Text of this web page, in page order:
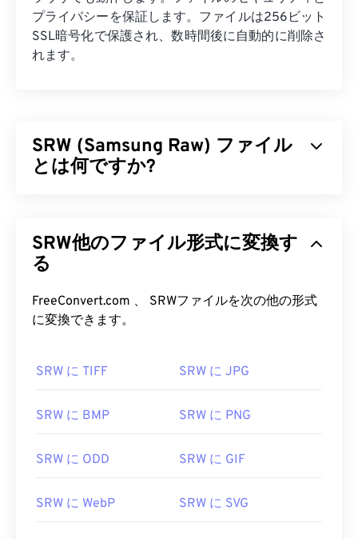
プライバシーを保証します。ファイルは256ビット
SSL暗号化で保護され、数時間後に自動的に削除さ
れます。
SRW (Samsung Raw) ファイル
とは何ですか?
す。プロの写真家は、画像ファイルの処理方法を制
御できるため、SRWファイル形式を使用する大き
SRW ファイルを開くにはどうすれ
Microsoft Windows (Windows) と macOS の両方
Adob​​e Photoshop Lightroomです。Windows で
Microsoft Camera Codec Packと
Adob​​e Photoshop
があります。macOS では、
Adobe Photoshop for
darktable をお試しください。
SRW他のファイル形式に変換す
る
FreeConvert.com 、 SRWファイルを次の他の形式
に変換できます。
SRW に TIFF SRW に JPG
SRW に BMP SRW に PNG
SRW に ODD SRW に GIF
SRW に WebP SRW に SVG